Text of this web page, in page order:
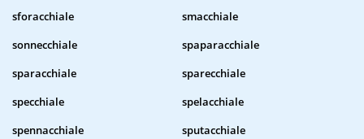
sforacchiale
smacchiale
sonnecchiale
spaparacchiale
sparacchiale
sparecchiale
specchiale
spelacchiale
spennacchiale
sputacchiale